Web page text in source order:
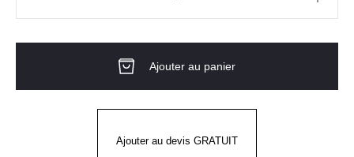
LIGHTWEIGHT
Ajouter au panier
Ajouter au devis GRATUIT